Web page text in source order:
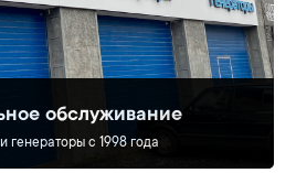
обслуживание
генераторы с 1998 года